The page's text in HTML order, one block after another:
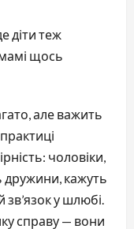
діти теж
щось
але важить
чоловіки,
дружини, кажуть
у шлюбі.
справу — вони